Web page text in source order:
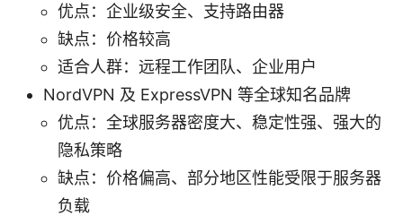
优点：企业级安全、支持路由器
缺点：价格较高
适合人群：远程工作团队、企业用户
NordVPN 及 ExpressVPN 等全球知名品牌
优点：全球服务器密度大、稳定性强、强大的
隐私策略
缺点：价格偏高、部分地区性能受限于服务器
负载